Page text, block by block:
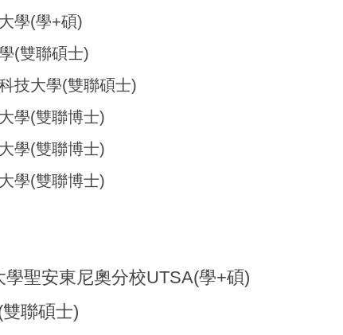
學(學+碩)
(雙聯碩士)
技大學(雙聯碩士)
學(雙聯博士)
學(雙聯博士)
學(雙聯博士)
學聖安東尼奧分校UTSA(學+碩)
聯碩士)